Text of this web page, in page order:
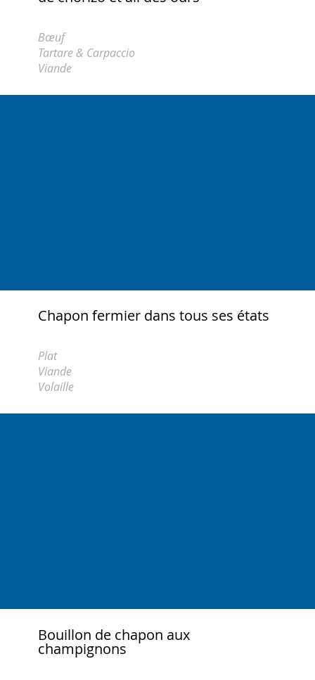
Bœuf
Tartare & Carpaccio
Viande
Chapon fermier dans tous ses états
Plat
Viande
Volaille
Bouillon de chapon aux
champignons